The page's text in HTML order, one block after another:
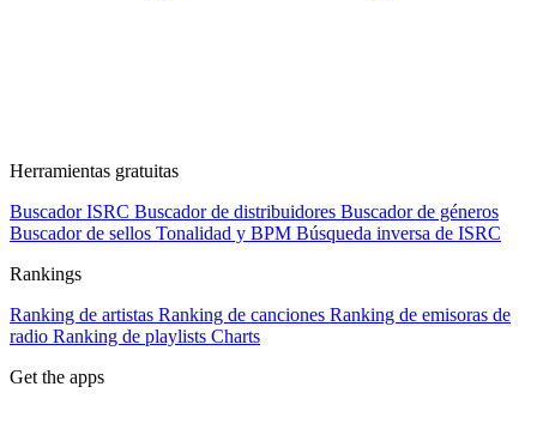
Herramientas gratuitas
Buscador ISRC Buscador de distribuidores Buscador de géneros
Buscador de sellos Tonalidad y BPM Búsqueda inversa de ISRC
Rankings
Ranking de artistas Ranking de canciones Ranking de emisoras de
radio Ranking de playlists Charts
Get the apps